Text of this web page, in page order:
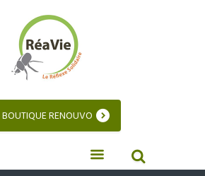
BOUTIQUE RENOUVO